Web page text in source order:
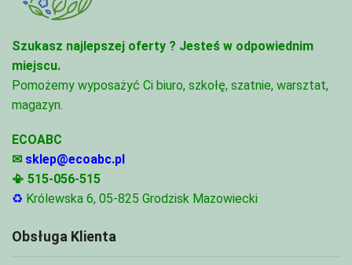
Szukasz najlepszej oferty ? Jesteś w odpowiednim
miejscu.
Pomożemy wyposażyć Ci biuro, szkołę, szatnie, warsztat,
magazyn.
ECOABC
✉ sklep@ecoabc.pl
📳 515-056-515
♻ Królewska 6, 05-825 Grodzisk Mazowiecki
Obsługa Klienta